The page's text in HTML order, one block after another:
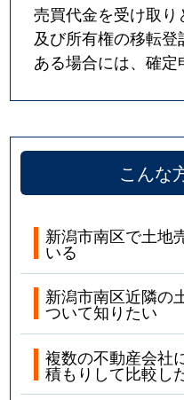
売買代金を受け取
及び所有権の移転
ある場合には、確定
こんな
新潟市南区で土地
いる
新潟市南区近隣の
ついて知りたい
複数の不動産会社
積もりして比較し